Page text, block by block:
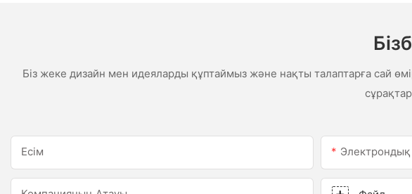
Біз жеке дизайн мен идеяларды құптаймыз және нақты талаптарға сай
Есім